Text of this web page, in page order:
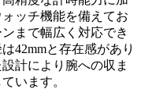
ッチ機能を備えてお
まで幅広く対応でき
42mmと存在感があり
計により腕への収ま
います。